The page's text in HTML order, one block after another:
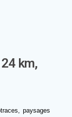
km,
paysages